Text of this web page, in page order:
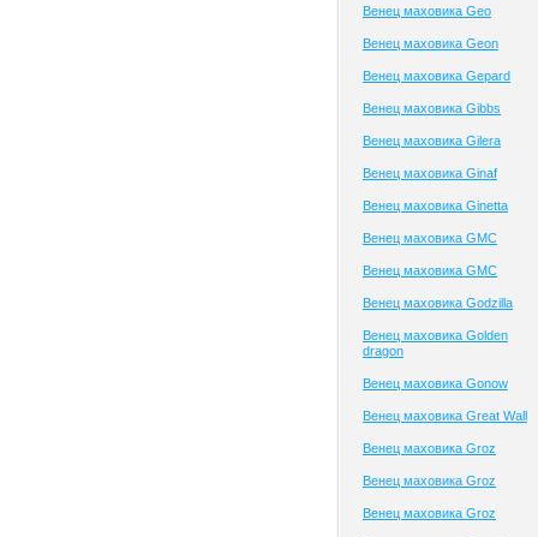
Венец маховика Geo
Венец маховика Geon
Венец маховика Gepard
Венец маховика Gibbs
Венец маховика Gilera
Венец маховика Ginaf
Венец маховика Ginetta
Венец маховика GMC
Венец маховика GMC
Венец маховика Godzilla
Венец маховика Golden
dragon
Венец маховика Gonow
Венец маховика Great Wall
Венец маховика Groz
Венец маховика Groz
Венец маховика Groz